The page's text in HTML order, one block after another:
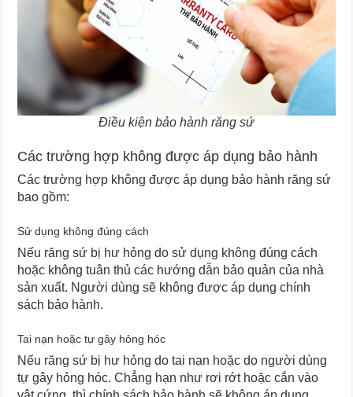
Điều kiện bảo hành răng sứ
Các trường hợp không được áp dụng bảo hành
Các trường hợp không được áp dụng bảo hành răng sứ
bao gồm:
Sử dụng không đúng cách
Nếu răng sứ bị hư hỏng do sử dụng không đúng cách
hoặc không tuân thủ các hướng dẫn bảo quản của nhà
sản xuất. Người dùng sẽ không được áp dụng chính
sách bảo hành.
Tai nạn hoặc tự gây hỏng hóc
Nếu răng sứ bị hư hỏng do tai nạn hoặc do người dùng
tự gây hỏng hóc. Chẳng hạn như rơi rớt hoặc cắn vào